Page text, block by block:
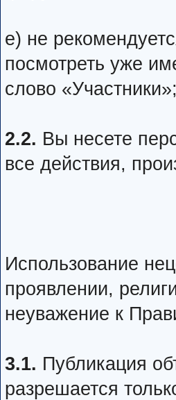
е) не
посмотреть уже
слово «Участники»;
2.2. Вы несете
все действия,
Использование
проявлении,
неуважение к
3.1. Публикация
разрешается